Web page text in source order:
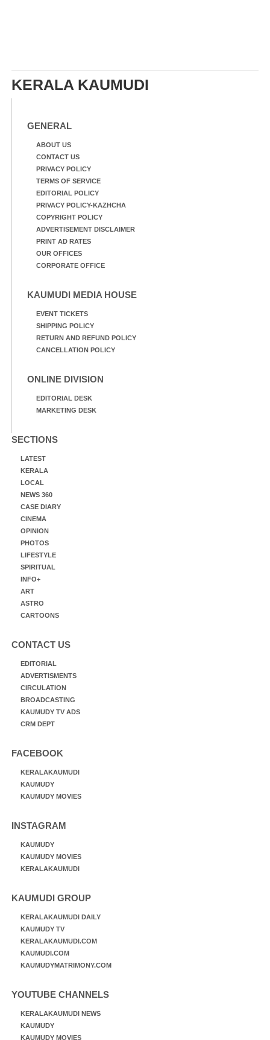
KERALA KAUMUDI
GENERAL
ABOUT US
CONTACT US
PRIVACY POLICY
TERMS OF SERVICE
EDITORIAL POLICY
PRIVACY POLICY-KAZHCHA
COPYRIGHT POLICY
ADVERTISEMENT DISCLAIMER
PRINT AD RATES
OUR OFFICES
CORPORATE OFFICE
KAUMUDI MEDIA HOUSE
EVENT TICKETS
SHIPPING POLICY
RETURN AND REFUND POLICY
CANCELLATION POLICY
ONLINE DIVISION
EDITORIAL DESK
MARKETING DESK
SECTIONS
LATEST
KERALA
LOCAL
NEWS 360
CASE DIARY
CINEMA
OPINION
PHOTOS
LIFESTYLE
SPIRITUAL
INFO+
ART
ASTRO
CARTOONS
CONTACT US
EDITORIAL
ADVERTISMENTS
CIRCULATION
BROADCASTING
KAUMUDY TV ADS
CRM DEPT
FACEBOOK
KERALAKAUMUDI
KAUMUDY
KAUMUDY MOVIES
INSTAGRAM
KAUMUDY
KAUMUDY MOVIES
KERALAKAUMUDI
KAUMUDI GROUP
KERALAKAUMUDI DAILY
KAUMUDY TV
KERALAKAUMUDI.COM
KAUMUDI.COM
KAUMUDYMATRIMONY.COM
YOUTUBE CHANNELS
KERALAKAUMUDI NEWS
KAUMUDY
KAUMUDY MOVIES